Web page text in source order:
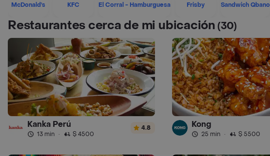
McDonald's KFC El Corral - Hamburguesa Frisby Sandwich Qbano
Restaurantes cerca de mi ubicación(30)
Kanka Perú
13 min · $ 4500
4.8 Kong
25 min · $ 5500